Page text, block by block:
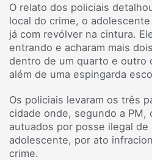
O relato dos policiais
local do crime, o
já com revólver na cintura.
entrando e acharam mais
dentro de um quarto e outro
além de uma espingarda
Os policiais levaram os três
cidade onde, segundo a PM,
autuados por posse ilegal de
adolescente, por ato
crime.